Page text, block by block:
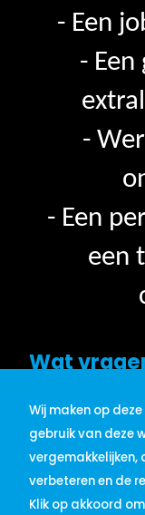
- Een
-
-
- Een
een
Wat
Voor de
zijn wij
Wij maken op
gebruik van deze
vergemakkelijken,
verbeteren en de
Klik op akkoord